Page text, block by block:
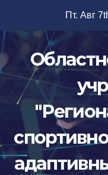
содержимому
Пт. Авг